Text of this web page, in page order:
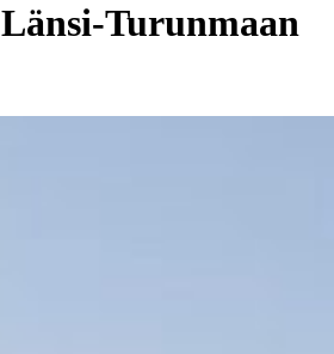
Länsi-Turunmaan